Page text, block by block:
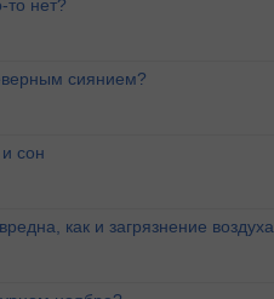
то нет?
сиянием?
сон
как и загрязнение воздуха